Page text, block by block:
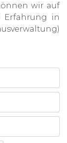
wir auf
Erfahrung in